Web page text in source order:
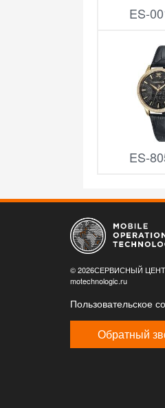
ES-
ES-
© 2026СЕРВИСНЫЙ
motechnologic.ru
Пользовательское
Обратный